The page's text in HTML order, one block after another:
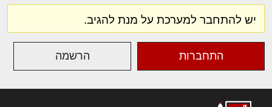
יש להתחבר למערכת על מנת להגיב.
התחברות הרשמה